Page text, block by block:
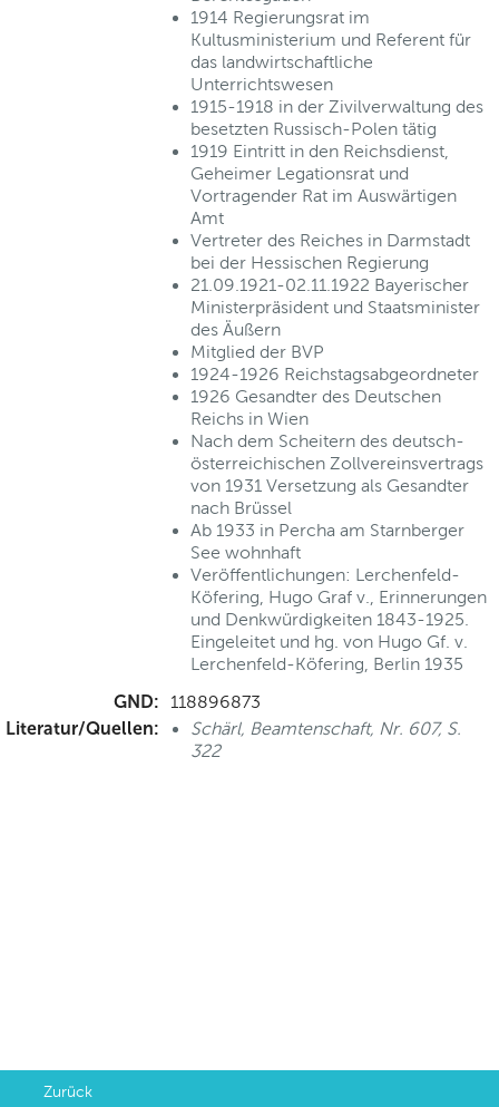
1914 Regierungsrat im
Kultusministerium und Referent für
das landwirtschaftliche
Unterrichtswesen
1915-1918 in der Zivilverwaltung des
besetzten Russisch-Polen tätig
1919 Eintritt in den Reichsdienst,
Geheimer Legationsrat und
Vortragender Rat im Auswärtigen
Amt
Vertreter des Reiches in Darmstadt
bei der Hessischen Regierung
21.09.1921-02.11.1922 Bayerischer
Ministerpräsident und Staatsminister
des Äußern
Mitglied der BVP
1924-1926 Reichstagsabgeordneter
1926 Gesandter des Deutschen
Reichs in Wien
Nach dem Scheitern des deutsch-
österreichischen Zollvereinsvertrags
von 1931 Versetzung als Gesandter
nach Brüssel
Ab 1933 in Percha am Starnberger
See wohnhaft
Veröffentlichungen: Lerchenfeld-
Köfering, Hugo Graf v., Erinnerungen
und Denkwürdigkeiten 1843-1925.
Eingeleitet und hg. von Hugo Gf. v.
Lerchenfeld-Köfering, Berlin 1935
GND: 118896873
Literatur/Quellen:
Schärl, Beamtenschaft, Nr. 607, S.
322
Zurück